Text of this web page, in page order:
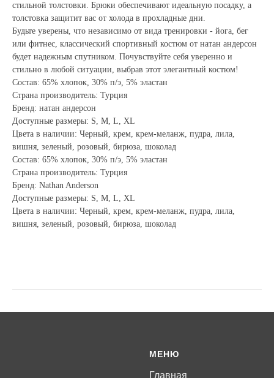
стильной толстовки. Брюки обеспечивают идеальную посадку, а
толстовка защитит вас от холода в прохладные дни.
Будьте уверены, что независимо от вида тренировки - йога, бег
или фитнес, классический спортивный костюм от натан андерсон
будет надежным спутником. Почувствуйте себя уверенно и
стильно в любой ситуации, выбрав этот элегантный костюм!
Состав: 65% хлопок, 30% п/э, 5% эластан
Страна производитель: Турция
Бренд: натан андерсон
Доступные размеры: S, M, L, XL
Цвета в наличии: Черный, крем, крем-меланж, пудра, лила,
вишня, зеленый, розовый, бирюза, шоколад
Состав: 65% хлопок, 30% п/э, 5% эластан
Страна производитель: Турция
Бренд: Nathan Anderson
Доступные размеры: S, M, L, XL
Цвета в наличии: Черный, крем, крем-меланж, пудра, лила,
вишня, зеленый, розовый, бирюза, шоколад
МЕНЮ
Главная